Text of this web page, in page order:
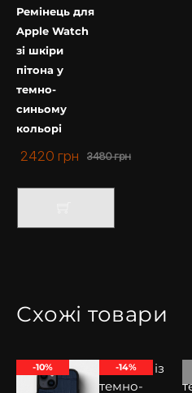
Купити чохол на Айфон у
приємно.
Ремінець для
Apple Watch
зі шкіри
пітона у
темно-
синьому
кольорі
3480грн
2420 грн
Схожі товари
-10% -14%